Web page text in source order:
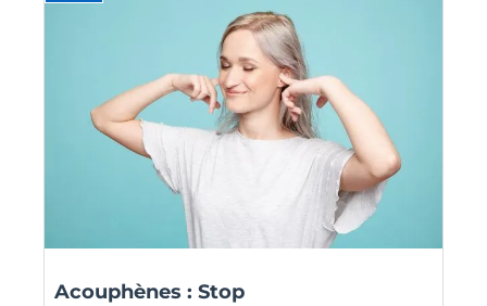
Acouphènes : Stop